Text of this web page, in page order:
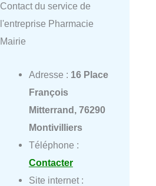
Contact du service de
l'entreprise Pharmacie
Mairie
Adresse : 16 Place
François
Mitterrand, 76290
Montivilliers
Téléphone :
Contacter
Site internet :